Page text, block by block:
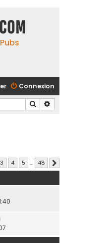
Connexion
Rechercher
48
3 4 5 … 48